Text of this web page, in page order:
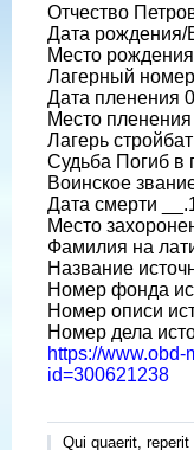
Отчество
Дата рождения/
Место
Лагерный
Дата пленения
Место
Лагерь
Судьба Погиб в
Воинское
Дата смерти
Место
Фамилия на
Название
Номер фонда
Номер описи
Номер дела
https://www.obd-
id=300621238
Qui quaerit, reperit